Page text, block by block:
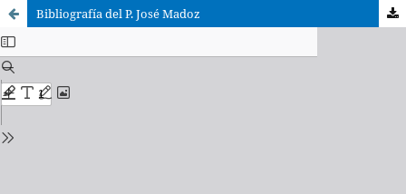
Bibliografía del P. José Madoz